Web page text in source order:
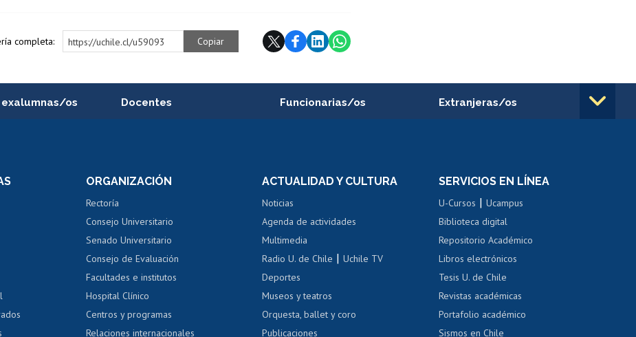
completa: https://uchile.cl/u59093 Copiar
os
alumnos
exalumnos
y grados
Docentes
Perfeccionamiento
Evaluación docente
Calificación académica
Postulación al AUCAI
Funcionarias/os
Portal de movilidad interna
Certificado de renta
Certificado de renta
Extranjeras/os
Cursos de español
Ayuda tecnológica Tarjeta TUI Acoso laboral, sexual y violencia Denuncias administrativas
ORGANIZACIÓN
Rectoría
Consejo Universitario
Senado Universitario
Consejo de Evaluación
Facultades e institutos
Hospital Clínico
Centros y programas
Relaciones internacionales
ACTUALIDAD Y CULTURA
Noticias
Agenda de actividades
Multimedia
Radio U. de Chile |Uchile TV
Deportes
Museos y teatros
Orquesta, ballet y coro
Publicaciones
SERVICIOS EN LÍNEA
U-Cursos |Ucampus
Biblioteca digital
Repositorio Académico
Libros electrónicos
Tesis U. de Chile
Revistas académicas
Portafolio académico
Sismos en Chile